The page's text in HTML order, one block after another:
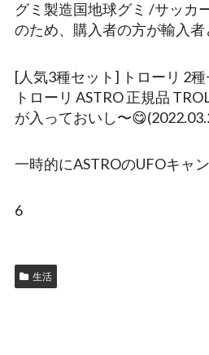
グミ製造国地球グミ /サッカ
のため、購入者の方が輸入者
[人気3種セット] トローリ 2
トローリ ASTRO 正規品
が入っておいし〜
一時的にASTROのUFOキャ
6
生活